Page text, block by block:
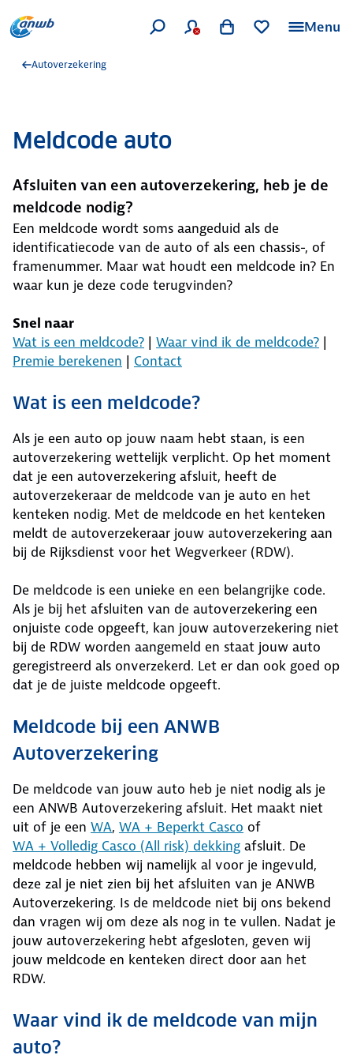
Menu
Autoverzekering
Meldcode auto
Afsluiten van een autoverzekering, heb je de
meldcode nodig?
Een meldcode wordt soms aangeduid als de
identificatiecode van de auto of als een chassis-, of
framenummer. Maar wat houdt een meldcode in? En
waar kun je deze code terugvinden?
Snel naar
Wat is een meldcode? | Waar vind ik de meldcode? |
Premie berekenen | Contact
Wat is een meldcode?
Als je een auto op jouw naam hebt staan, is een
autoverzekering wettelijk verplicht. Op het moment
dat je een autoverzekering afsluit, heeft de
autoverzekeraar de meldcode van je auto en het
kenteken nodig. Met de meldcode en het kenteken
meldt de autoverzekeraar jouw autoverzekering aan
bij de Rijksdienst voor het Wegverkeer (RDW).
De meldcode is een unieke en een belangrijke code.
Als je bij het afsluiten van de autoverzekering een
onjuiste code opgeeft, kan jouw autoverzekering niet
bij de RDW worden aangemeld en staat jouw auto
geregistreerd als onverzekerd. Let er dan ook goed op
dat je de juiste meldcode opgeeft.
Meldcode bij een ANWB
Autoverzekering
De meldcode van jouw auto heb je niet nodig als je
een ANWB Autoverzekering afsluit. Het maakt niet
uit of je een WA, WA + Beperkt Casco of
WA + Volledig Casco (All risk) dekking afsluit. De
meldcode hebben wij namelijk al voor je ingevuld,
deze zal je niet zien bij het afsluiten van je ANWB
Autoverzekering. Is de meldcode niet bij ons bekend
dan vragen wij om deze als nog in te vullen. Nadat je
jouw autoverzekering hebt afgesloten, geven wij
jouw meldcode en kenteken direct door aan het
RDW.
Waar vind ik de meldcode van mijn
auto?